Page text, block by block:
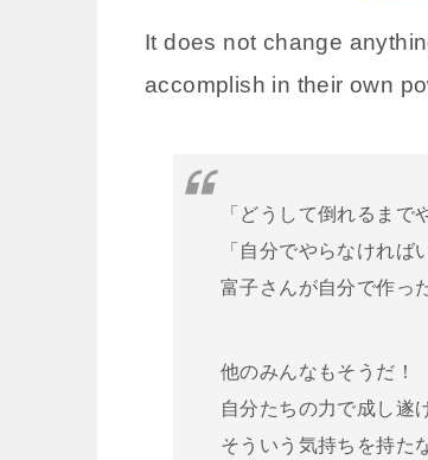
It does not change
accomplish in their own
「どうして倒れるまで
「自分でやらなければ
富子さんが自分で作っ
他のみんなもそうだ！
自分たちの力で成し遂
そういう気持ちを持た